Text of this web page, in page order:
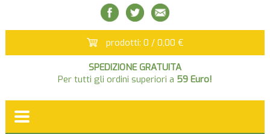
prodotti: 0 / 0,00 €
SPEDIZIONE GRATUITA
Per tutti gli ordini superiori a 59 Euro!